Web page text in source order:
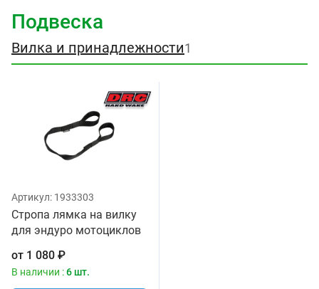
Подвеска
Вилка и принадлежности1
Артикул: 1933303
Стропа лямка на вилку
для эндуро мотоциклов
от 1 080 ₽
В наличии :6 шт.